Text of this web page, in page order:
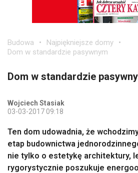
Budowa
Najpiękniejsze domy
Dom w standardzie pasywnym
Dom w standardzie
Wojciech Stasiak
03-03-2017 09:18
Ten dom udowadnia, że
etap budownictwa
nie tylko o estetykę architektury,
rygorystycznie poszukuje